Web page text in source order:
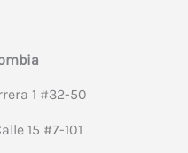
1 #32-50
15 #7-101